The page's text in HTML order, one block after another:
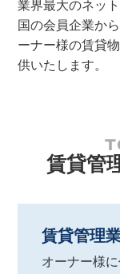
業界最大のネッ
国の会員企業か
ーナー様の賃貸
供いたします。
賃貸管
賃貸管理
オーナー様